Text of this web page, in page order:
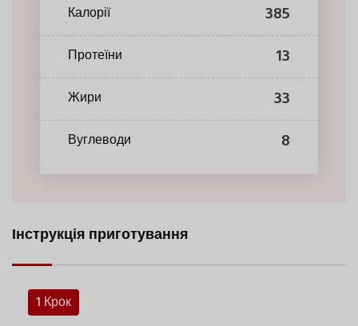
Калорії 385
Протеїни 13
Жири 33
Вуглеводи 8
Інструкція приготування
1 Крок